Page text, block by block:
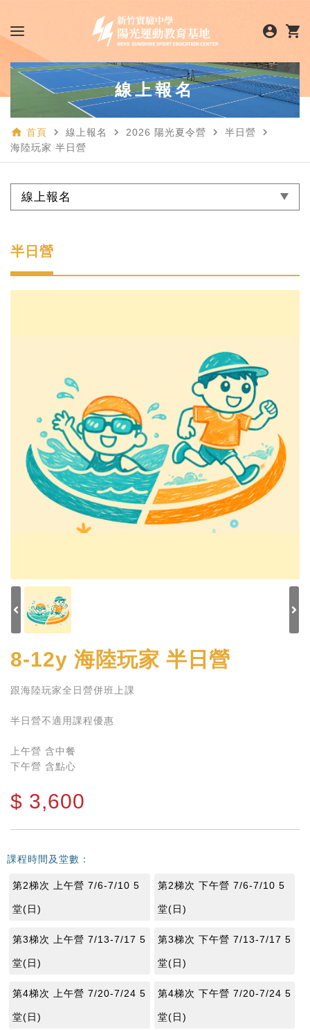
account_circle shopping_cart
線上報名
home 首頁 navigate_next 線上報名 navigate_next 2026 陽光夏令營 navigate_next 半日營 navigate_next
海陸玩家 半日營
線上報名
半日營
8-12y 海陸玩家 半日營
跟海陸玩家全日營併班上課
半日營不適用課程優惠
上午營 含中餐
下午營 含點心
$ 3,600
課程時間及堂數：
第2梯次 上午營 7/6-7/10 5
堂(日)
第2梯次 下午營 7/6-7/10 5
堂(日)
第3梯次 上午營 7/13-7/17 5
堂(日)
第3梯次 下午營 7/13-7/17 5
堂(日)
第4梯次 上午營 7/20-7/24 5
堂(日)
第4梯次 下午營 7/20-7/24 5
堂(日)